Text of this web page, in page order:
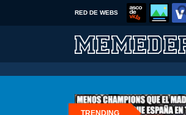
RED DE WEBS
TRENDING